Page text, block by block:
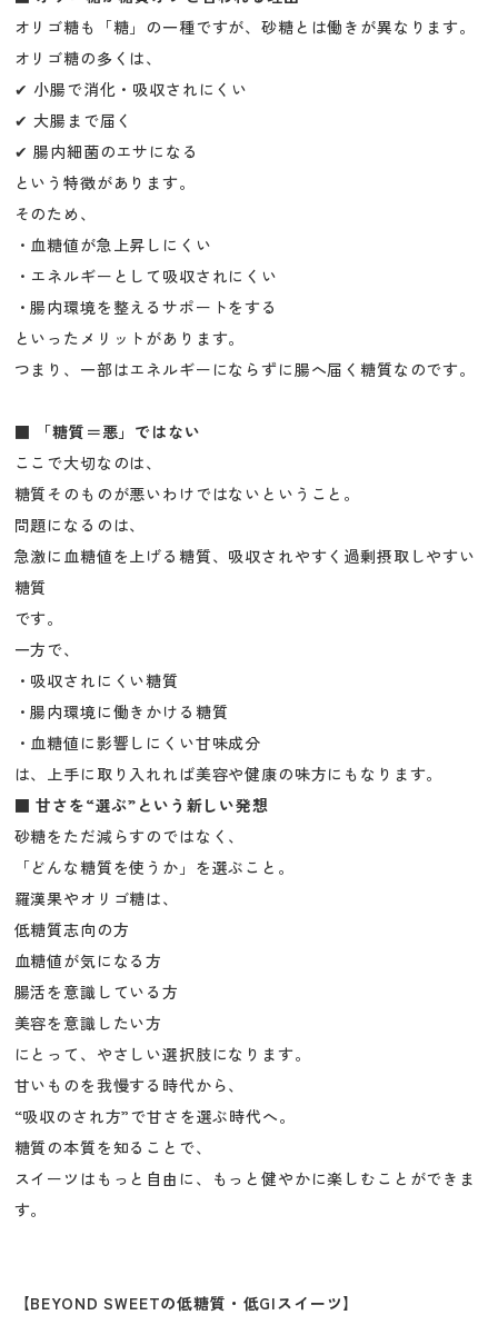
オリゴ糖も「糖」の一種ですが、砂糖とは働きが異なります。
オリゴ糖の多くは、
✔ 小腸で消化・吸収されにくい
✔ 大腸まで届く
✔ 腸内細菌のエサになる
という特徴があります。
そのため、
・血糖値が急上昇しにくい
・エネルギーとして吸収されにくい
・腸内環境を整えるサポートをする
といったメリットがあります。
つまり、一部はエネルギーにならずに腸へ届く糖質なのです。
■ 「糖質＝悪」ではない
ここで大切なのは、
糖質そのものが悪いわけではないということ。
問題になるのは、
急激に血糖値を上げる糖質、吸収されやすく過剰摂取しやすい
糖質
です。
一方で、
・吸収されにくい糖質
・腸内環境に働きかける糖質
・血糖値に影響しにくい甘味成分
は、上手に取り入れれば美容や健康の味方にもなります。
■ 甘さを“選ぶ”という新しい発想
砂糖をただ減らすのではなく、
「どんな糖質を使うか」を選ぶこと。
羅漢果やオリゴ糖は、
低糖質志向の方
血糖値が気になる方
腸活を意識している方
美容を意識したい方
にとって、やさしい選択肢になります。
甘いものを我慢する時代から、
“吸収のされ方”で甘さを選ぶ時代へ。
糖質の本質を知ることで、
スイーツはもっと自由に、もっと健やかに楽しむことができま
す。
【BEYOND SWEETの低糖質・低GIスイーツ】